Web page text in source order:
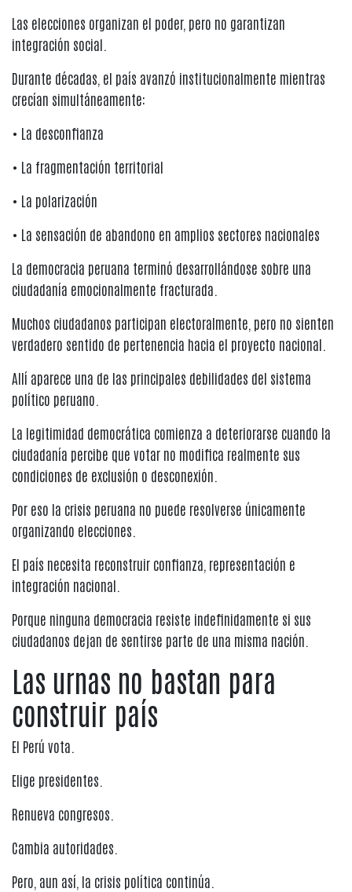
Las elecciones organizan el poder, pero no garantizan
integración social.
Durante décadas, el país avanzó institucionalmente mientras
crecían simultáneamente:
• La desconfianza
• La fragmentación territorial
• La polarización
• La sensación de abandono en amplios sectores nacionales
La democracia peruana terminó desarrollándose sobre una
ciudadanía emocionalmente fracturada.
Muchos ciudadanos participan electoralmente, pero no sienten
verdadero sentido de pertenencia hacia el proyecto nacional.
Allí aparece una de las principales debilidades del sistema
político peruano.
La legitimidad democrática comienza a deteriorarse cuando la
ciudadanía percibe que votar no modifica realmente sus
condiciones de exclusión o desconexión.
Por eso la crisis peruana no puede resolverse únicamente
organizando elecciones.
El país necesita reconstruir confianza, representación e
integración nacional.
Porque ninguna democracia resiste indefinidamente si sus
ciudadanos dejan de sentirse parte de una misma nación.
Las urnas no bastan para
construir país
El Perú vota.
Elige presidentes.
Renueva congresos.
Cambia autoridades.
Pero, aun así, la crisis política continúa.